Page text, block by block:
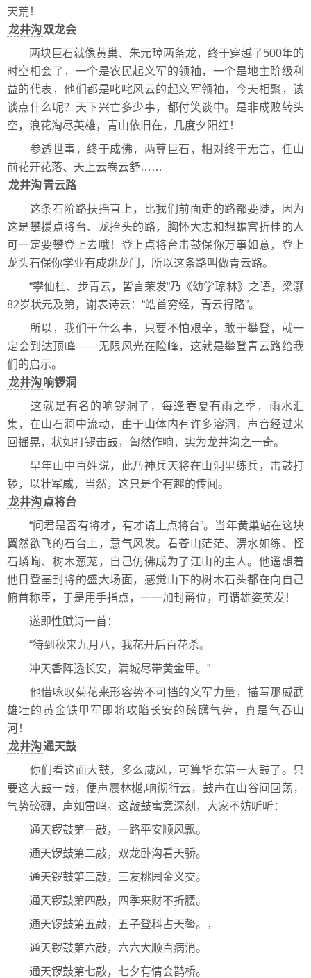
天荒！
龙井沟双龙会
两块巨石就像黄巢、朱元璋两条龙，终于穿越了500年的
时空相会了，一个是农民起义军的领袖，一个是地主阶级利
益的代表，他们都是叱咤风云的起义军领袖，今天相聚，该
谈点什么呢？天下兴亡多少事，都付笑谈中。是非成败转头
空，浪花淘尽英雄，青山依旧在，几度夕阳红！
参透世事，终于成佛，两尊巨石，相对终于无言，任山
前花开花落、天上云卷云舒……
龙井沟青云路
这条石阶路扶摇直上，比我们前面走的路都要陡，因为
这是攀援点将台、龙抬头的路，胸怀大志和想蟾宫折桂的人
可一定要攀登上去哦！登上点将台击鼓保你万事如意，登上
龙头石保你学业有成跳龙门，所以这条路叫做青云路。
“攀仙桂、步青云，皆言荣发”乃《幼学琼林》之语，梁灏
82岁状元及第，谢表诗云：“皓首穷经，青云得路”。
所以，我们干什么事，只要不怕艰辛，敢于攀登，就一
定会到达顶峰——无限风光在险峰，这就是攀登青云路给我
们的启示。
龙井沟 响锣洞
这就是有名的响锣洞了，每逢春夏有雨之季，雨水汇
集，在山石涧中流动，由于山体内有许多溶洞，声音经过来
回摇晃，状如打锣击鼓，訇然作响，实为龙井沟之一奇。
早年山中百姓说，此乃神兵天将在山洞里练兵，击鼓打
锣，以壮军威，当然，这只是个有趣的传闻。
龙井沟 点将台
“问君是否有将才，有才请上点将台”。当年黄巢站在这块
翼然欲飞的石台上，意气风发。看苍山茫茫、淠水如练、怪
石嶙峋、树木葱茏，自己仿佛成为了江山的主人。他遥想着
他日登基封将的盛大场面，感觉山下的树木石头都在向自己
俯首称臣，于是用手指点，一一加封爵位，可谓雄姿英发！
遂即性赋诗一首：
“待到秋来九月八，我花开后百花杀。
冲天香阵透长安，满城尽带黄金甲。”
他借咏叹菊花来形容势不可挡的义军力量，描写那威武
雄壮的黄金铁甲军即将攻陷长安的磅礴气势，真是气吞山
河！
龙井沟通天鼓
你们看这面大鼓，多么威风，可算华东第一大鼓了。只
要这大鼓一敲，便声震林樾,响彻行云，鼓声在山谷间回荡，
气势磅礴，声如雷鸣。这敲鼓寓意深刻，大家不妨听听：
通天锣鼓第一敲，一路平安顺风飘。
通天锣鼓第二敲，双龙卧沟看天骄。
通天锣鼓第三敲，三友桃园金义交。
通天锣鼓第四敲，四季来财不折腰。
通天锣鼓第五敲，五子登科占天鳌。，
通天锣鼓第六敲，六六大顺百病消。
通天锣鼓第七敲，七夕有情会鹊桥。